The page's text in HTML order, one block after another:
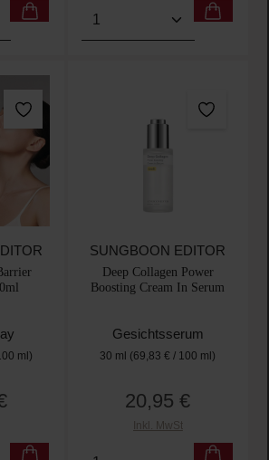
Gib den gewünschten Wert ein
Produkt Anzahl: Gib
ml)
Preis:
Gib den gewünschten Wert ein
SUNGBOON EDITOR
Deep Collagen Power
Boosting Cream In Serum
Gesichtsserum
30 ml (69,83 € / 100 ml)
Regulärer Preis:
20,95 €
Inkl. MwSt
Produkt Anzahl: Gib